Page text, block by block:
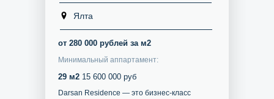
от 280 000 рублей за м2
Минимальный аппартамент:
Darsan Residence — это бизнес-класс
29 м2 15 600 000 руб
Ялта